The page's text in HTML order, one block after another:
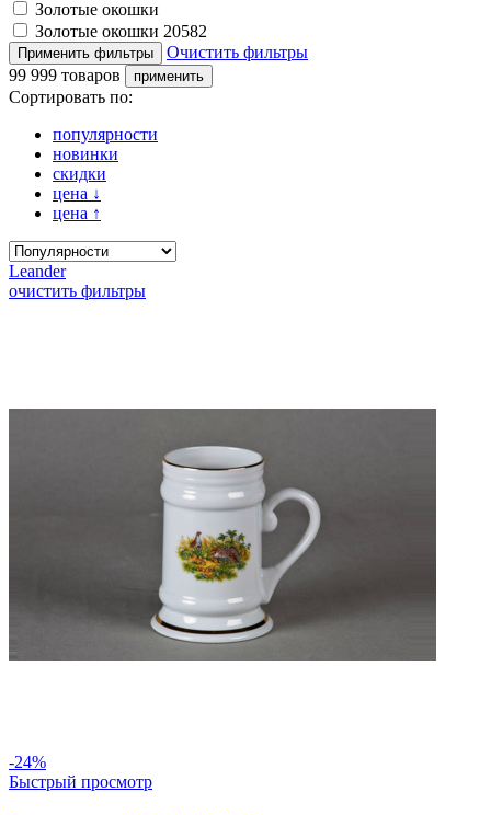
Золотые окошки
Золотые окошки 20582
Очистить фильтры
99 999 товаров
Сортировать по:
популярности
новинки
скидки
цена ↓
цена ↑
Leander
очистить фильтры
-24%
Быстрый просмотр